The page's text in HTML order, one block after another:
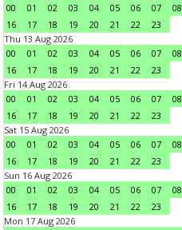
00
01 02 03 04 05 06 07 08
16
17 18 19 20 21 22
23
Thu 13 Aug 2026
00
01 02 03 04 05 06 07 08
16
17 18 19 20 21 22
23
Fri 14 Aug 2026
00
01 02 03 04 05 06 07 08
16
17 18 19 20 21 22
23
Sat 15 Aug 2026
00
01 02 03 04 05 06 07 08
16
17 18 19 20 21 22
23
Sun 16 Aug 2026
00
01 02 03 04 05 06 07 08
16
17 18 19 20 21 22
23
Mon 17 Aug 2026